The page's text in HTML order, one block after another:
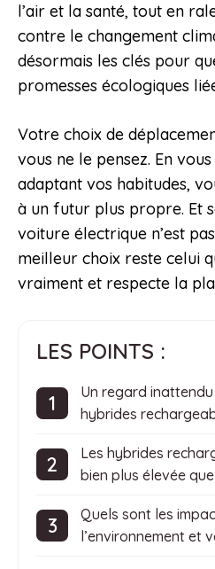
l’air et la santé, tout en
contre le changement
désormais les clés pour
promesses écologiques
Votre choix de
vous ne le pensez. En
adaptant vos habitudes,
à un futur plus propre. Et
voiture électrique n’est
meilleur choix reste celui
vraiment et respecte la
LES POINTS :
Un regard
hybrides
Les hybrides
bien plus élevée
Quels sont les
l’environnement et